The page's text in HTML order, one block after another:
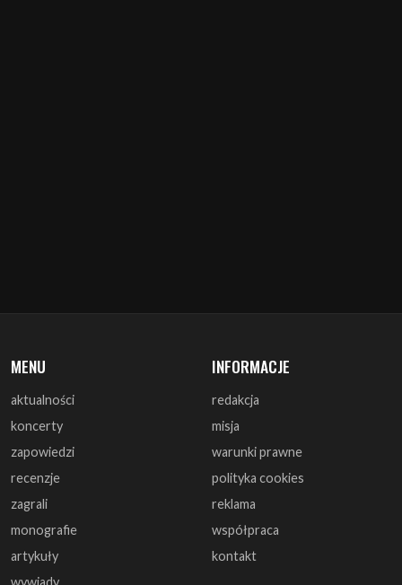
aktualności
zapowiedzi
recenzje
zagrali
monografie
artykuły
wywiady
redakcja
warunki prawne
polityka cookies
reklama
współpraca
kontakt
DOŁĄCZ DO NAS